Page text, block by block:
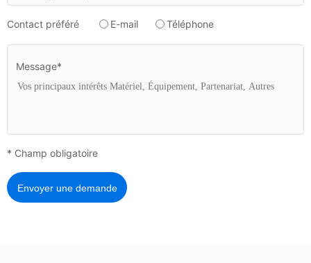
Contact préféré E-mail Téléphone
Message*
* Champ obligatoire
Envoyer une demande